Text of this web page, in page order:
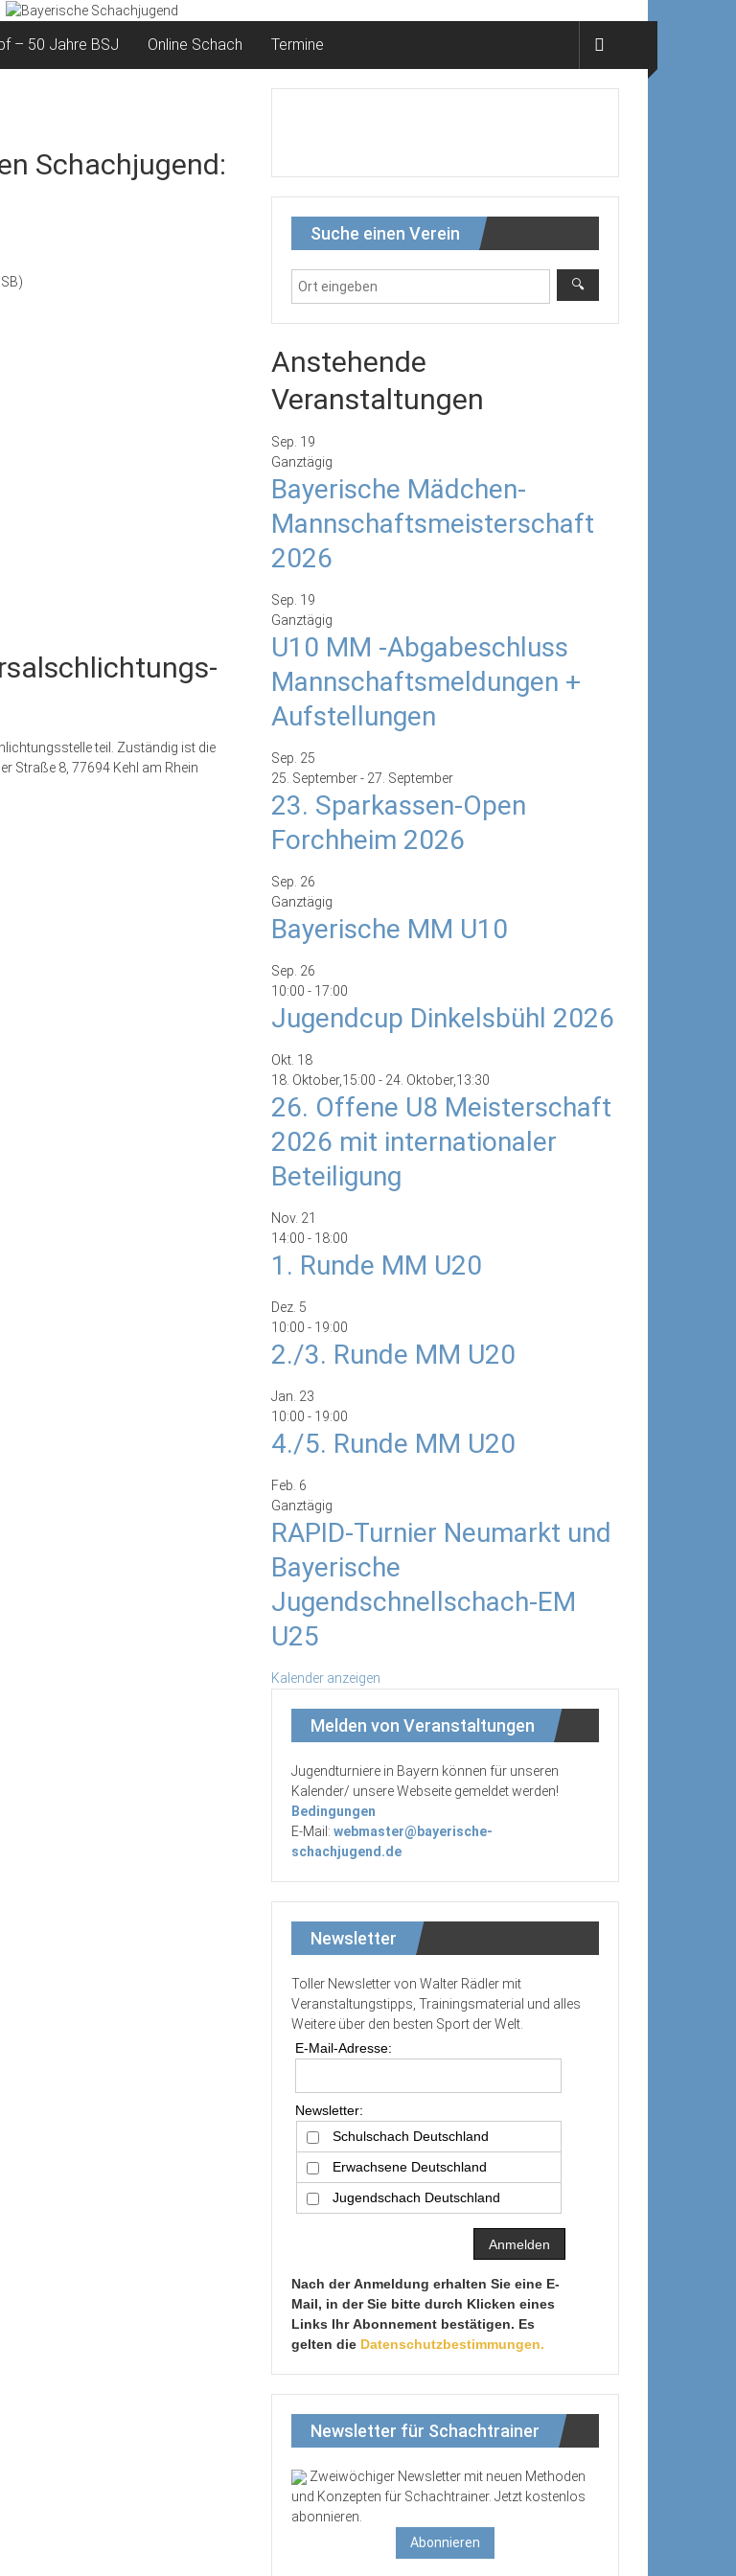
– 50 Jahre BSJ Online Schach Termine
Schachjugend:
teil. Zuständig ist die
Straße 8, 77694 Kehl am Rhein
Suche einen Verein
Anstehende
Veranstaltungen
Sep. 19
Ganztägig
Bayerische Mädchen-
Mannschaftsmeisterschaft
2026
Sep. 19
Ganztägig
U10 MM -Abgabeschluss
Mannschaftsmeldungen +
Aufstellungen
Sep. 25
25. September- 27. September
23. Sparkassen-Open
Forchheim 2026
Sep. 26
Ganztägig
Bayerische MM U10
Sep. 26
10:00 - 17:00
Jugendcup Dinkelsbühl 2026
Okt. 18
18. Oktober,15:00 - 24. Oktober,13:30
26. Offene U8 Meisterschaft
2026 mit internationaler
Beteiligung
Nov. 21
14:00 - 18:00
1. Runde MM U20
Dez. 5
10:00 - 19:00
2./3. Runde MM U20
Jan. 23
10:00 - 19:00
4./5. Runde MM U20
Feb. 6
Ganztägig
RAPID-Turnier Neumarkt und
Bayerische
Jugendschnellschach-EM
U25
Kalender anzeigen
Melden von Veranstaltungen
Jugendturniere in Bayern können für unseren
Kalender/ unsere Webseite gemeldet werden!
Bedingungen
E-Mail: webmaster@bayerische-
schachjugend.de
Newsletter
Toller Newsletter von Walter Rädler mit
Veranstaltungstipps, Trainingsmaterial und alles
Weitere über den besten Sport der Welt.
E-Mail-Adresse:
Newsletter:
Schulschach Deutschland
Erwachsene Deutschland
Jugendschach Deutschland
Nach der Anmeldung erhalten Sie eine E-
Mail, in der Sie bitte durch Klicken eines
Links Ihr Abonnement bestätigen. Es
gelten die Datenschutzbestimmungen.
Newsletter für Schachtrainer
Zweiwöchiger Newsletter mit neuen Methoden
und Konzepten für Schachtrainer. Jetzt kostenlos
abonnieren.
Abonnieren